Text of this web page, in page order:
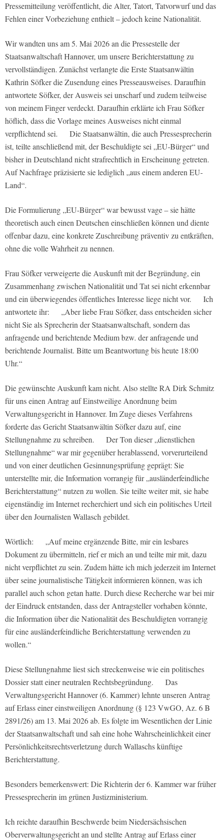
Pressemitteilung veröffentlicht, die Alter, Tatort, Tatvorwurf und das
Fehlen einer Vorbeziehung enthielt – jedoch keine Nationalität.
Wir wandten uns am 5. Mai 2026 an die Pressestelle der
Staatsanwaltschaft Hannover, um unsere Berichterstattung zu
vervollständigen. Zunächst verlangte die Erste Staatsanwältin
Kathrin Söfker die Zusendung eines Presseausweises. Daraufhin
antwortete Söfker, der Ausweis sei unscharf und zudem teilweise
von meinem Finger verdeckt. Daraufhin erklärte ich Frau Söfker
höflich, dass die Vorlage meines Ausweises nicht einmal
verpflichtend sei. Die Staatsanwältin, die auch Pressesprecherin
ist, teilte anschließend mit, der Beschuldigte sei „EU-Bürger“ und
bisher in Deutschland nicht strafrechtlich in Erscheinung getreten.
Auf Nachfrage präzisierte sie lediglich „aus einem anderen EU-
Land“.
Die Formulierung „EU-Bürger“ war bewusst vage – sie hätte
theoretisch auch einen Deutschen einschließen können und diente
offenbar dazu, eine konkrete Zuschreibung präventiv zu entkräften,
ohne die volle Wahrheit zu nennen.
Frau Söfker verweigerte die Auskunft mit der Begründung, ein
Zusammenhang zwischen Nationalität und Tat sei nicht erkennbar
und ein überwiegendes öffentliches Interesse liege nicht vor. Ich
antwortete ihr: „Aber liebe Frau Söfker, dass entscheiden sicher
nicht Sie als Sprecherin der Staatsanwaltschaft, sondern das
anfragende und berichtende Medium bzw. der anfragende und
berichtende Journalist. Bitte um Beantwortung bis heute 18:00
Uhr.“
Die gewünschte Auskunft kam nicht. Also stellte RA Dirk Schmitz
für uns einen Antrag auf Einstweilige Anordnung beim
Verwaltungsgericht in Hannover. Im Zuge dieses Verfahrens
forderte das Gericht Staatsanwältin Söfker dazu auf, eine
Stellungnahme zu schreiben. Der Ton dieser „dienstlichen
Stellungnahme“ war mir gegenüber herablassend, vorverurteilend
und von einer deutlichen Gesinnungsprüfung geprägt: Sie
unterstellte mir, die Information vorrangig für „ausländerfeindliche
Berichterstattung“ nutzen zu wollen. Sie teilte weiter mit, sie habe
eigenständig im Internet recherchiert und sich ein politisches Urteil
über den Journalisten Wallasch gebildet.
Wörtlich: „Auf meine ergänzende Bitte, mir ein lesbares
Dokument zu übermitteln, rief er mich an und teilte mir mit, dazu
nicht verpflichtet zu sein. Zudem hätte ich mich jederzeit im Internet
über seine journalistische Tätigkeit informieren können, was ich
parallel auch schon getan hatte. Durch diese Recherche war bei mir
der Eindruck entstanden, dass der Antragsteller vorhaben könnte,
die Information über die Nationalität des Beschuldigten vorrangig
für eine ausländerfeindliche Berichterstattung verwenden zu
wollen.“
Diese Stellungnahme liest sich streckenweise wie ein politisches
Dossier statt einer neutralen Rechtsbegründung. Das
Verwaltungsgericht Hannover (6. Kammer) lehnte unseren Antrag
auf Erlass einer einstweiligen Anordnung (§ 123 VwGO, Az. 6 B
2891/26) am 13. Mai 2026 ab. Es folgte im Wesentlichen der Linie
der Staatsanwaltschaft und sah eine hohe Wahrscheinlichkeit einer
Persönlichkeitsrechtsverletzung durch Wallaschs künftige
Berichterstattung.
Besonders bemerkenswert: Die Richterin der 6. Kammer war früher
Pressesprecherin im grünen Justizministerium.
Ich reichte daraufhin Beschwerde beim Niedersächsischen
Oberverwaltungsgericht an und stellte Antrag auf Erlass einer